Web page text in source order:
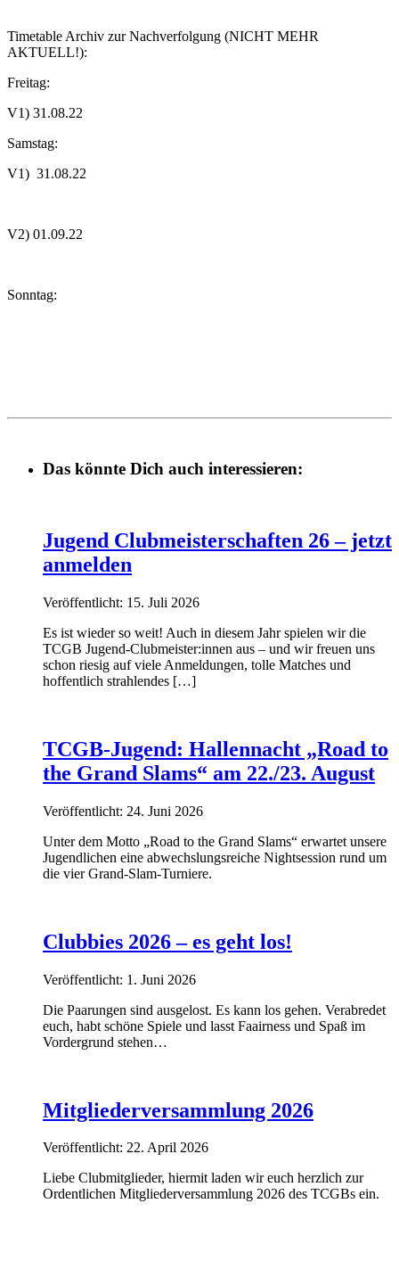
Timetable Archiv zur Nachverfolgung (NICHT MEHR
AKTUELL!):
Freitag:
V1) 31.08.22
Samstag:
V1) 31.08.22
V2) 01.09.22
Sonntag:
Das könnte Dich auch interessieren:
Jugend Clubmeisterschaften 26 – jetzt
anmelden
Veröffentlicht: 15. Juli 2026
Es ist wieder so weit! Auch in diesem Jahr spielen wir die
TCGB Jugend-Clubmeister:innen aus – und wir freuen uns
schon riesig auf viele Anmeldungen, tolle Matches und
hoffentlich strahlendes […]
TCGB-Jugend: Hallennacht „Road to
the Grand Slams“ am 22./23. August
Veröffentlicht: 24. Juni 2026
Unter dem Motto „Road to the Grand Slams“ erwartet unsere
Jugendlichen eine abwechslungsreiche Nightsession rund um
die vier Grand-Slam-Turniere.
Clubbies 2026 – es geht los!
Veröffentlicht: 1. Juni 2026
Die Paarungen sind ausgelost. Es kann los gehen. Verabredet
euch, habt schöne Spiele und lasst Faairness und Spaß im
Vordergrund stehen…
Mitgliederversammlung 2026
Veröffentlicht: 22. April 2026
Liebe Clubmitglieder, hiermit laden wir euch herzlich zur
Ordentlichen Mitgliederversammlung 2026 des TCGBs ein.